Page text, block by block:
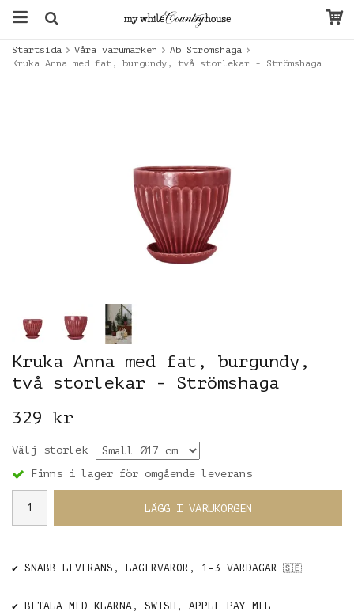
Startsida Våra varumärken
Ab Strömshaga
Kruka Anna med fat, burgundy, två storlekar - Strömshaga
Kruka Anna med fat, burgundy,
två storlekar - Strömshaga
329 kr
Välj storlek
Finns i lager för omgående leverans
LÄGG I VARUKORGEN
✔️ SNABB LEVERANS, LAGERVAROR, 1-3 VARDAGAR 🇸🇪
✔️ BETALA MED KLARNA, SWISH, APPLE PAY MFL